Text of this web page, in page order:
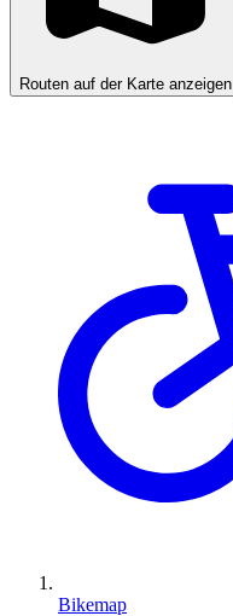
Routen auf der Karte anzeigen
Bikemap